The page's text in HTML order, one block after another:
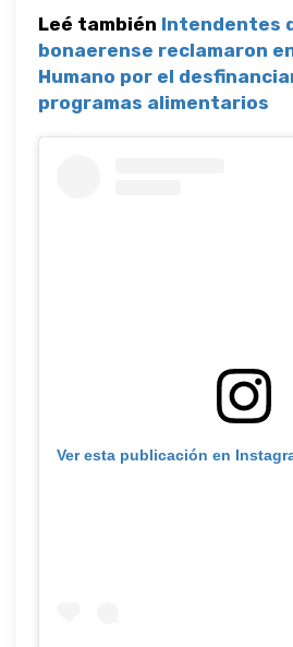
Leé también Intendentes
bonaerense reclamaron
Humano por el
programas alimentarios
Ver esta publicación en